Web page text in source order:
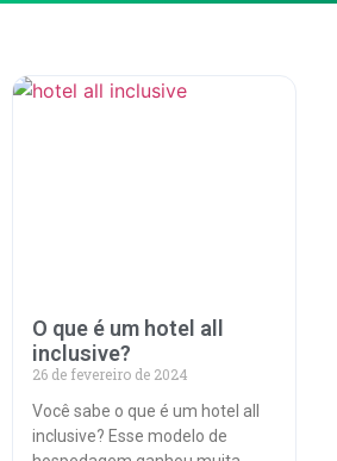
O que é um hotel all
inclusive?
26 de fevereiro de 2024
Você sabe o que é um hotel all
inclusive? Esse modelo de